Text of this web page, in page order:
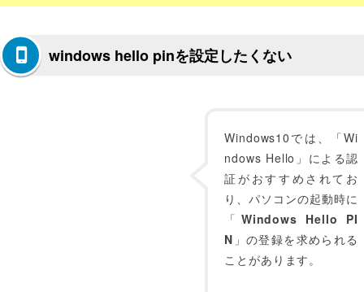
windows hello pinを設定したくない
Windows10では、「Wi
ndows Hello」による認
証がおすすめされてお
り、パソコンの起動時に
「 Windows Hello PI
N 」の登録を求められる
ことがあります。